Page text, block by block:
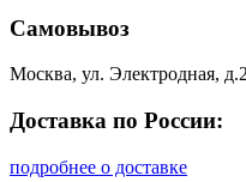
Самовывоз
Москва, ул. Электродная,
Доставка по России:
подробнее о доставке